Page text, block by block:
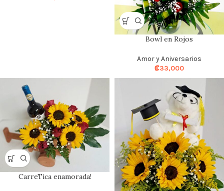
Bowl en Rojos
Amor y Aniversarios
₡33,000
CarreTica enamorada!